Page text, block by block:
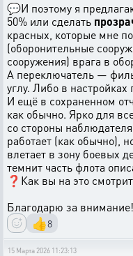
💬И поэтому я
50% или сделать
красных, которые мне
(оборонительные
сооружения) врага в
А переключатель —
углу. Либо в
И ещё в сохраненном
как обычно. Ярко для
со стороны
работает (как обычно),
влетает в зону боевых
темнит часть флота
❓Как вы на это
Благодарю за
👍8
15 Марта 2026 11:23:13